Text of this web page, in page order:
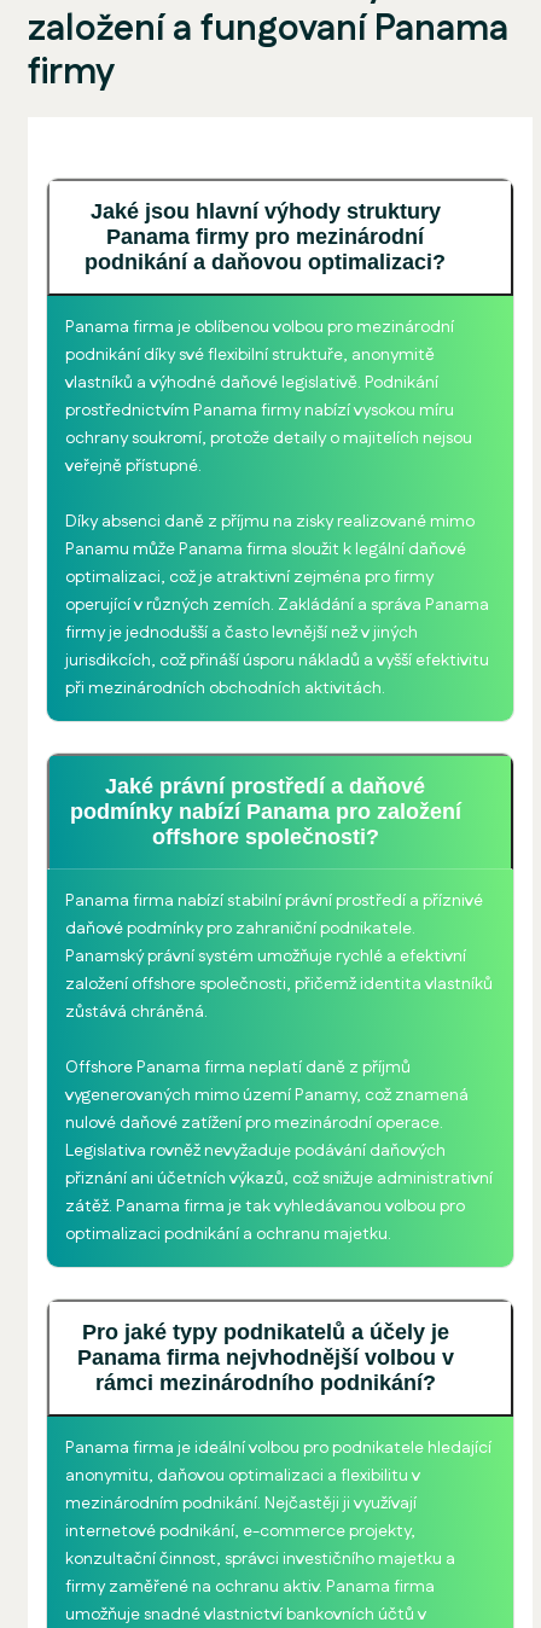
založení a fungovaní Panama
firmy
Jaké jsou hlavní výhody struktury
Panama firmy pro mezinárodní
podnikání a daňovou optimalizaci?
Panama firma je oblíbenou volbou pro mezinárodní
podnikání díky své flexibilní struktuře, anonymitě
vlastníků a výhodné daňové legislativě. Podnikání
prostřednictvím Panama firmy nabízí vysokou míru
ochrany soukromí, protože detaily o majitelích nejsou
veřejně přístupné.
Díky absenci daně z příjmu na zisky realizované mimo
Panamu může Panama firma sloužit k legální daňové
optimalizaci, což je atraktivní zejména pro firmy
operující v různých zemích. Zakládání a správa Panama
firmy je jednodušší a často levnější než v jiných
jurisdikcích, což přináší úsporu nákladů a vyšší efektivitu
při mezinárodních obchodních aktivitách.
Jaké právní prostředí a daňové
podmínky nabízí Panama pro založení
offshore společnosti?
Panama firma nabízí stabilní právní prostředí a příznivé
daňové podmínky pro zahraniční podnikatele.
Panamský právní systém umožňuje rychlé a efektivní
založení offshore společnosti, přičemž identita vlastníků
zůstává chráněná.
Offshore Panama firma neplatí daně z příjmů
vygenerovaných mimo území Panamy, což znamená
nulové daňové zatížení pro mezinárodní operace.
Legislativa rovněž nevyžaduje podávání daňových
přiznání ani účetních výkazů, což snižuje administrativní
zátěž. Panama firma je tak vyhledávanou volbou pro
optimalizaci podnikání a ochranu majetku.
Pro jaké typy podnikatelů a účely je
Panama firma nejvhodnější volbou v
rámci mezinárodního podnikání?
Panama firma je ideální volbou pro podnikatele hledající
anonymitu, daňovou optimalizaci a flexibilitu v
mezinárodním podnikání. Nejčastěji ji využívají
internetové podnikání, e-commerce projekty,
konzultační činnost, správci investičního majetku a
firmy zaměřené na ochranu aktiv. Panama firma
umožňuje snadné vlastnictví bankovních účtů v